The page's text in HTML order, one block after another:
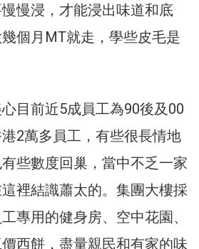
慢浸，才能浸出味道和底
個月MT就走，學些皮毛是
目前近5成員工為90後及00
2萬多員工，有些很長情地
些數度回巢，當中不乏一家
裡結識蕭太的。集團大樓採
專用的健身房、空中花園、
西餅，盡量親民和有家的味